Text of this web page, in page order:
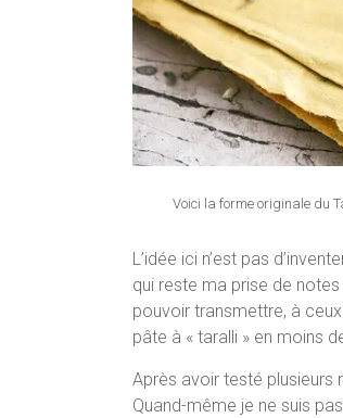
Voici la forme originale du
L’idée ici n’est pas
qui reste ma prise de
pouvoir transmettre, à
pâte à « taralli » en moins
Après avoir testé plusieurs
Quand-même je ne suis